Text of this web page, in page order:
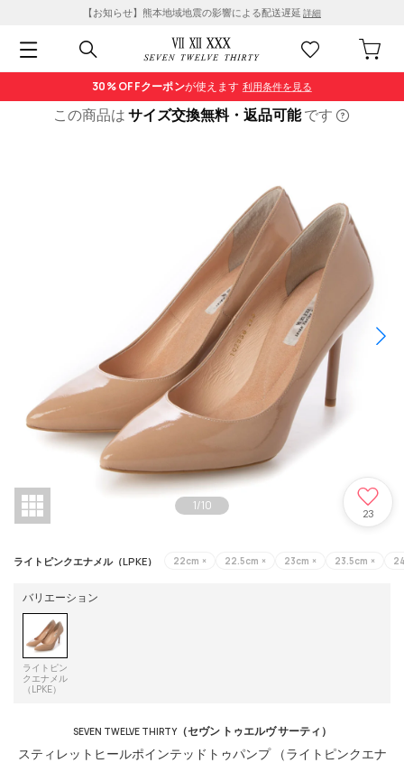
【お知らせ】熊本地域地震の影響による配送遅延 詳細
30% OFFクーポンが使えます 利用条件を見る
この商品はサイズ交換無料・返品可能です
1/10
23
ライトピンクエナメル（LPKE） 22cm × 22.5cm × 23cm × 23.5cm ×
バリエーション
ライトピン
クエナメル
（LPKE）
SEVEN TWELVE THIRTY（セヴン トゥエルヴ サーティ）
スティレットヒールポインテッドトゥパンプ （ライトピンクエナ